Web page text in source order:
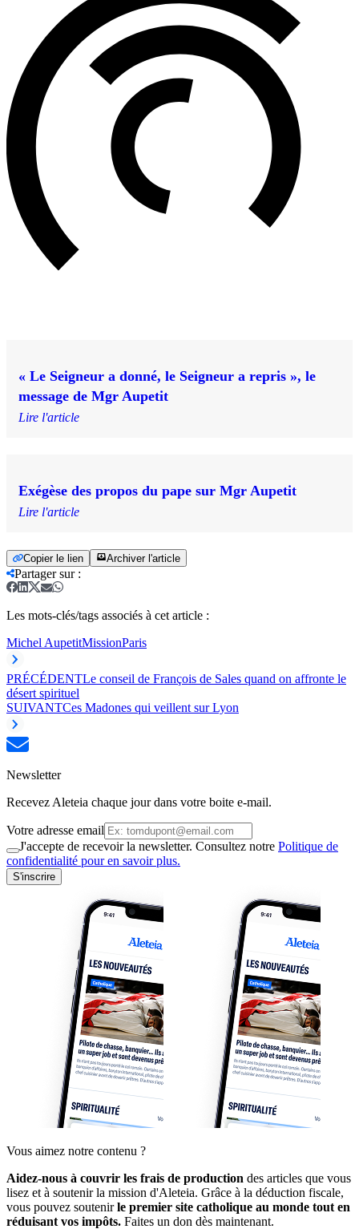
« Le Seigneur a donné, le Seigneur a repris », le
message de Mgr Aupetit
Lire l'article
Exégèse des propos du pape sur Mgr Aupetit
Lire l'article
Copier le lien Archiver l'article
Partager sur:
Les mots-clés/tags associés à cet article :
Michel AupetitMissionParis
PRÉCÉDENTLe conseil de François de Sales quand on affronte le
désert spirituel
SUIVANTCes Madones qui veillent sur Lyon
Newsletter
Recevez Aleteia chaque jour dans votre boite e-mail.
Votre adresse email
J'accepte de recevoir la newsletter. Consultez notre Politique de
confidentialité pour en savoir plus.
S'inscrire
Vous aimez notre contenu ?
Aidez-nous à couvrir les frais de production des articles que vous
lisez et à soutenir la mission d'Aleteia. Grâce à la déduction fiscale,
vous pouvez soutenirle premier site catholique au monde tout en
réduisant vos impôts. Faites un don dès maintenant.